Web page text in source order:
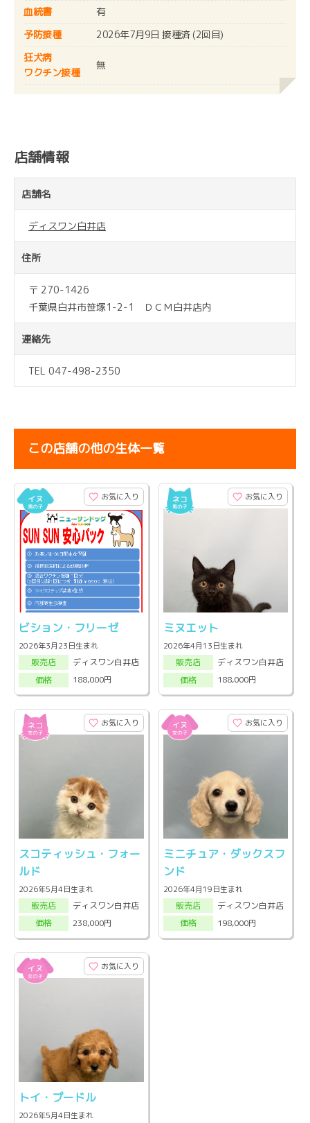
血統書
有
予防接種
2026年7月9日 接種済 (2回目)
狂犬病
ワクチン接種
無
店舗情報
店舗名
ディスワン白井店
住所
〒 270-1426
千葉県白井市笹塚1-2-1 ＤＣＭ白井店内
連絡先
TEL 047-498-2350
この店舗の他の生体一覧
お気に入り
ビション・フリーゼ
2026年3月23日生まれ
販売店
ディスワン白井店
価格
188,000円
お気に入り
ミヌエット
2026年4月13日生まれ
販売店
ディスワン白井店
価格
188,000円
お気に入り
スコティッシュ・フォー
ルド
2026年5月4日生まれ
販売店
ディスワン白井店
価格
238,000円
お気に入り
ミニチュア・ダックスフ
ンド
2026年4月19日生まれ
販売店
ディスワン白井店
価格
198,000円
お気に入り
トイ・プードル
2026年5月4日生まれ